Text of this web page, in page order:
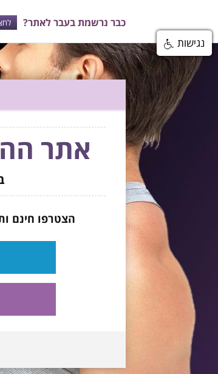
כבר נרשמת בעבר לאתר?
אתר
הצטרפו חינם
נגישות